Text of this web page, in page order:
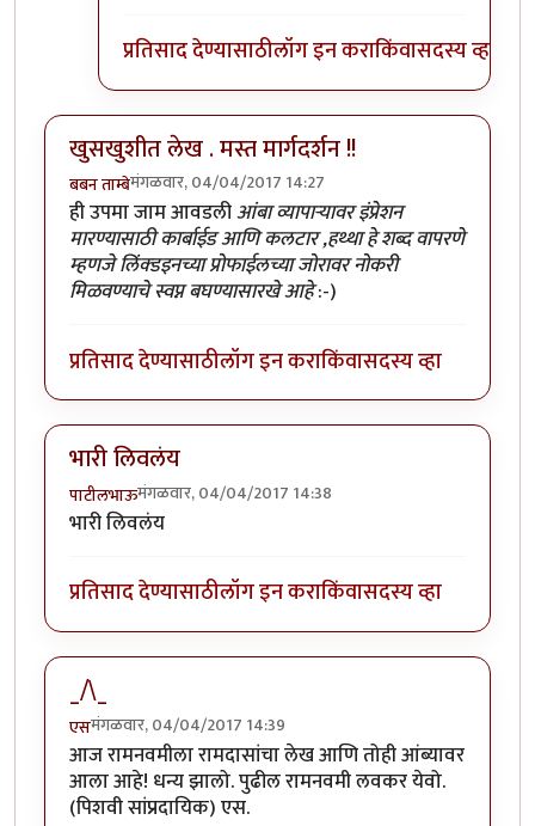
प्रतिसाद देण्यासाठीलॉग इन कराकिंवासदस्य व्हा
खुसखुशीत लेख . मस्त मार्गदर्शन !!
बबन ताम्बेमंगळवार, 04/04/2017 14:27
ही उपमा जाम आवडलीआंबा व्यापार्‍यावर इंप्रेशन
मारण्यासाठी कार्बाईड आणि कलटार ,हथ्था हे शब्द वापरणे
म्हणजे लिंक्डइनच्या प्रोफाईलच्या जोरावर नोकरी
मिळवण्याचे स्वप्न बघण्यासारखे आहे:-)
प्रतिसाद देण्यासाठीलॉग इन कराकिंवासदस्य व्हा
भारी लिवलंय
पाटीलभाऊमंगळवार, 04/04/2017 14:38
भारी लिवलंय
प्रतिसाद देण्यासाठीलॉग इन कराकिंवासदस्य व्हा
_/\_
एसमंगळवार, 04/04/2017 14:39
आज रामनवमीला रामदासांचा लेख आणि तोही आंब्यावर
आला आहे! धन्य झालो. पुढील रामनवमी लवकर येवो.
(पिशवी सांप्रदायिक) एस.